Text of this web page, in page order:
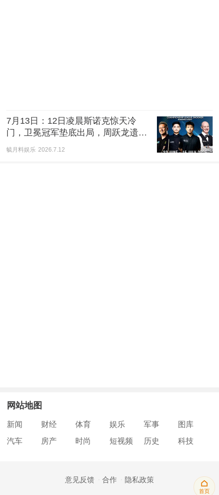
首页
7月13日：12日凌晨斯诺克惊天冷
门，卫冕冠军垫底出局，周跃龙遗憾
无缘八强
毓月料娱乐 2026.7.12
网站地图
新闻 财经 体育 娱乐 军事
图库
汽车
房产 时尚 短视频 历史 科技
意见反馈 合作 隐私政策